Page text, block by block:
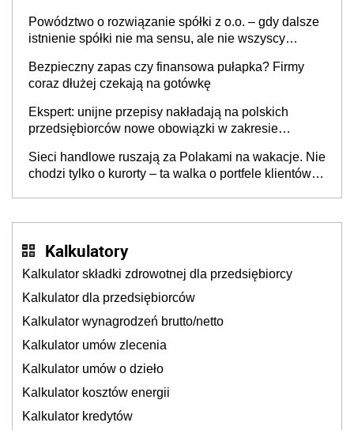
Powództwo o rozwiązanie spółki z o.o. – gdy dalsze
istnienie spółki nie ma sensu, ale nie wszyscy
Bezpieczny zapas czy finansowa pułapka? Firmy
coraz dłużej czekają na gotówkę
Ekspert: unijne przepisy nakładają na polskich
przedsiębiorców nowe obowiązki w zakresie
Sieci handlowe ruszają za Polakami na wakacje. Nie
chodzi tylko o kurorty – ta walka o portfele klientów
Kalkulatory
Kalkulator składki zdrowotnej dla przedsiębiorcy
Kalkulator dla przedsiębiorców
Kalkulator wynagrodzeń brutto/netto
Kalkulator umów zlecenia
Kalkulator umów o dzieło
Kalkulator kosztów energii
Kalkulator kredytów